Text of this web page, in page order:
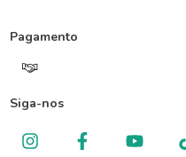
Pagamento
Siga-nos